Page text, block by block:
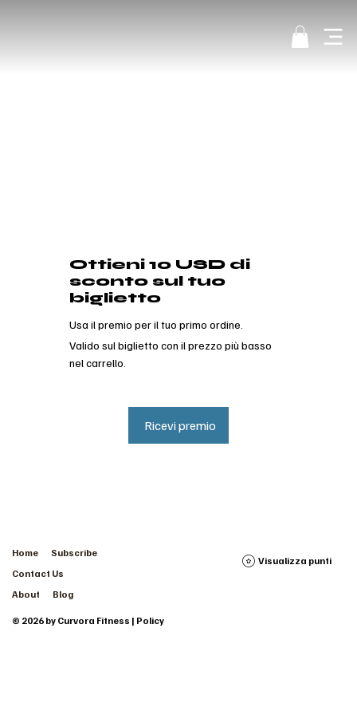
Ottieni 10 USD di
sconto sul tuo
biglietto
Usa il premio per il tuo primo ordine.
Ricevi premio
Valido sul biglietto con il prezzo più basso
nel carrello.
Home
Subscribe
Contact Us
About
Blog
Visualizza punti
© 2026 by Curvora Fitness | Policy